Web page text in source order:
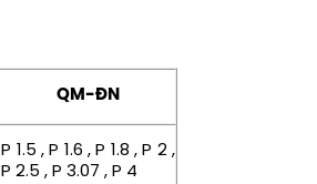
QM-ĐN
P 1.5 , P 1.6 , P 1.8 , P 2 ,
P 2.5 , P 3.07 , P 4